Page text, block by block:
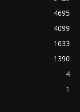
4695
4099
1633
1390
4
1